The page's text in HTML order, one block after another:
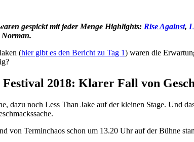
gespickt mit jeder Menge Highlights: Rise Against,
Norman.
(hier gibt es den Bericht zu Tag 1) waren die
2018: Klarer Fall von
noch Less Than Jake auf der kleinen Stage. Und
von Terminchaos schon um 13.20 Uhr auf der Bühne